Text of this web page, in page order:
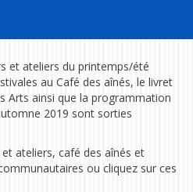
et ateliers du printemps/été
au Café des aînés, le livret
Arts ainsi que la programmation
2019 sont sorties
ateliers, café des aînés et
ou cliquez sur ces